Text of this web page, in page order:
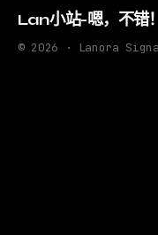
Lan小站-嗯，不错！
© 2026 · Lanora